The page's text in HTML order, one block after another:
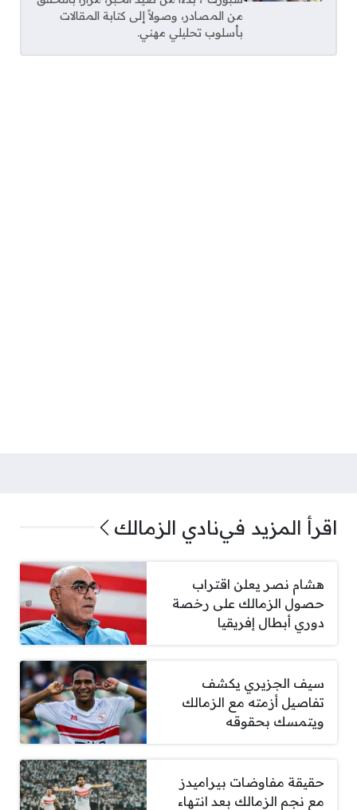
من المصادر، وصولاً إلى كتابة المقالات
بأسلوب تحليلي مهني.
اقرأ المزيد فينادي الزمالك
هشام نصر يعلن اقتراب
حصول الزمالك على رخصة
دوري أبطال إفريقيا
سيف الجزيري يكشف
تفاصيل أزمته مع الزمالك
ويتمسك بحقوقه
حقيقة مفاوضات بيراميدز
مع نجم الزمالك بعد انتهاء